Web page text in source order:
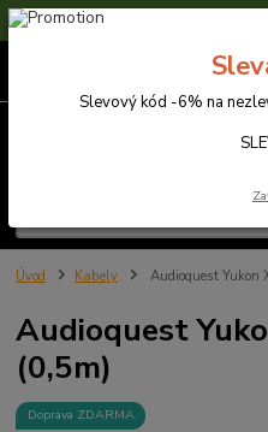
Sleva 6% na
Úvod Kabely Audioquest Yukon
Audioquest
(0,5m)
Doprava ZDARMA
Slevový kód -6% na